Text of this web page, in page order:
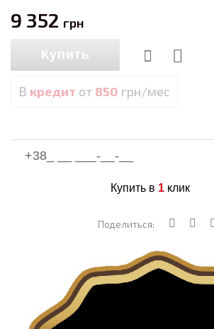
9 352 грн
Купить
В кредит от 850 грн/мес
Купить в 1клик
Поделиться: